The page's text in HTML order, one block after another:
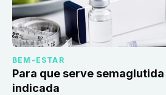
BEM-ESTAR
Para que serve
indicada